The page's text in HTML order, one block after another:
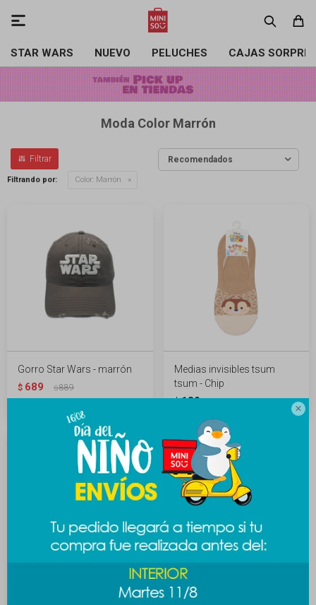

STAR WARS NUEVO PELUCHES CAJAS

Moda Color Marrón
Recomendados
Filtrando por: Color: Marrón
Gorro Star Wars - marrón
$ 689 $889
Medias invisibles tsum
tsum - Chip
$ 189
Medias Toy Story - Woody